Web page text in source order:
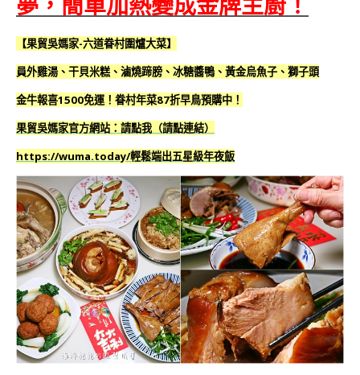
【果貿吳媽家-六道眷村圍爐大菜】
員外雞湯、干貝米糕、滷燒蹄膀、冰糖醬鴨、黃金烏魚子、獅子頭
金牛報喜1500免運！眷村年菜87折早鳥預購中！
果貿吳媽家官方網站：請點我（請點連結）
https://wuma.today/輕鬆端出五星級年夜飯